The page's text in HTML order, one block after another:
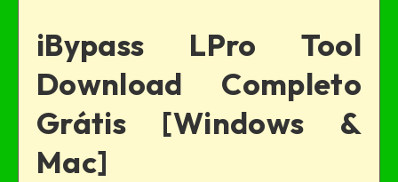
iBypass LPro Tool
Download Completo
Grátis [Windows &
Mac]